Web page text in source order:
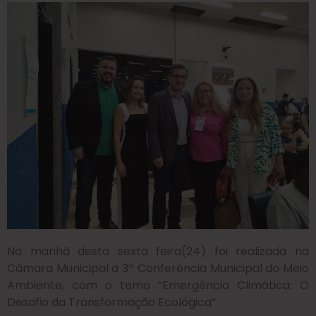
Na manhã desta sexta feira(24) foi realizada na
Câmara Municipal a 3ª Conferência Municipal do Meio
Ambiente, com o tema “Emergência Climática: O
Desafio da Transformação Ecológica”.